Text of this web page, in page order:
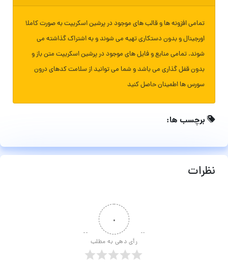
تمامی افزونه ها و قالب های موجود در پرشین اسکریپت به صورت کاملا
اورجینال و بدون دستکاری تهیه می شوند و به اشتراک گذاشته می
شوند. تمامی منابع و فایل های موجود در پرشین اسکریپت متن باز و
بدون قفل گذاری می باشد و شما می توانید از سلامت کدهای درون
سورس ها اطمینان حاصل کنید
برچسب ها:
نظرات
۰
رأی دهی به مطلب